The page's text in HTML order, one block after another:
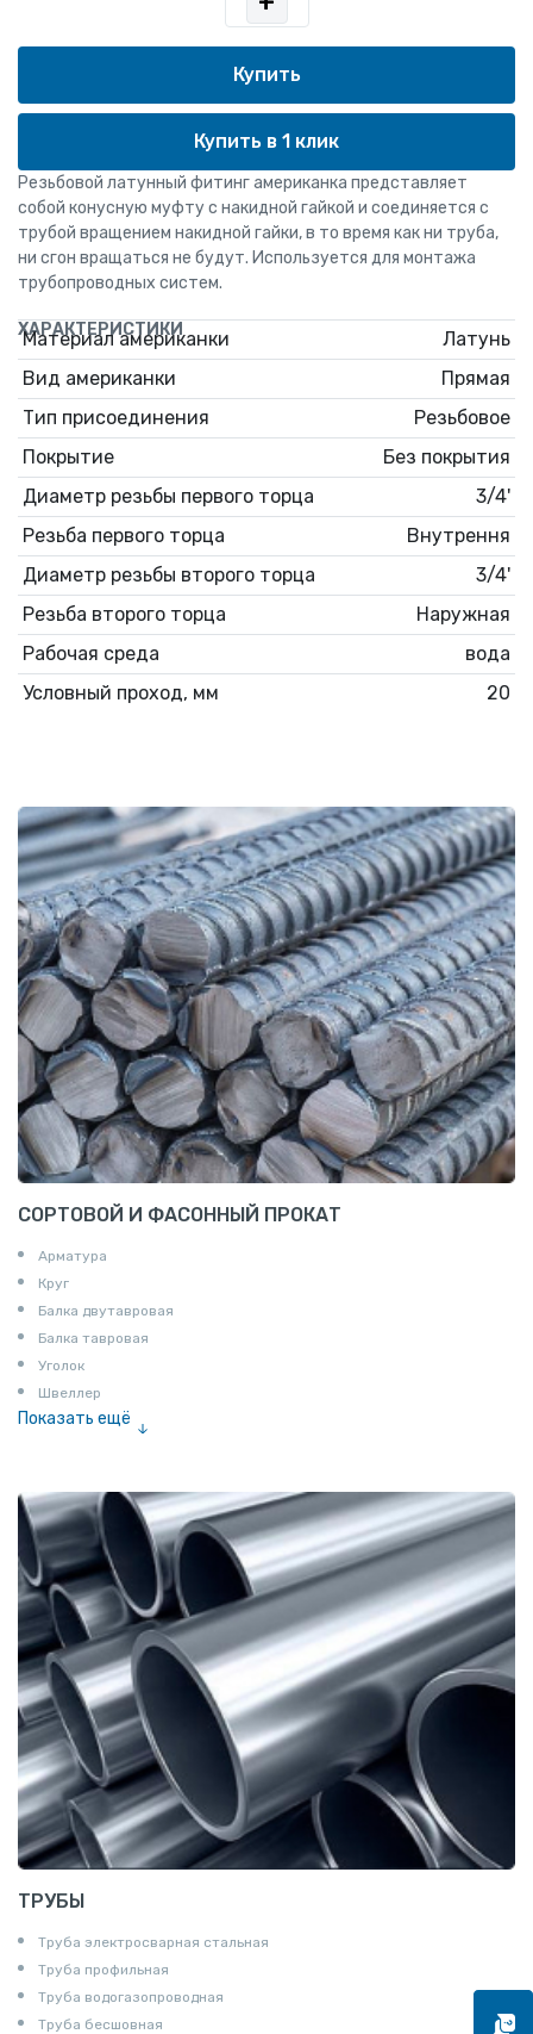
Купить в 1 клик
Резьбовой латунный фитинг американка представляет
собой конусную муфту с накидной гайкой и соединяется с
трубой вращением накидной гайки, в то время как ни труба,
ни сгон вращаться не будут. Используется для монтажа
трубопроводных систем.
ХАРАКТЕРИСТИКИ
Материал американки
Латунь
Вид американки
Прямая
Тип присоединения
Резьбовое
Покрытие
Без покрытия
Диаметр резьбы первого торца
3/4'
Резьба первого торца
Внутрення
Диаметр резьбы второго торца
3/4'
Резьба второго торца
Наружная
Рабочая среда
вода
Условный проход, мм
20
СОРТОВОЙ И ФАСОННЫЙ ПРОКАТ
Арматура
Круг
Балка двутавровая
Балка тавровая
Уголок
Швеллер
Показать ещё
Катанка
Шестигранник
Полособульб
Полукруг
Шпунт Ларсена
ТРУБЫ
Труба электросварная стальная
Труба профильная
Труба водогазопроводная
Труба бесшовная